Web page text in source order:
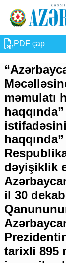
PDF çap
məmulatı
dəyişiklik
il 30
tarixli 895